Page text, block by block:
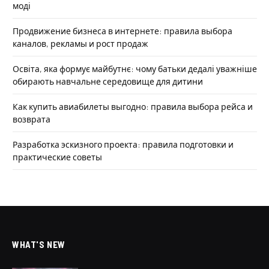
моді
Продвижение бизнеса в интернете: правила выбора
каналов, рекламы и рост продаж
Освіта, яка формує майбутнє: чому батьки дедалі уважніше
обирають навчальне середовище для дитини
Как купить авиабилеты выгодно: правила выбора рейса и
возврата
Разработка эскизного проекта: правила подготовки и
практические советы
WHAT'S NEW